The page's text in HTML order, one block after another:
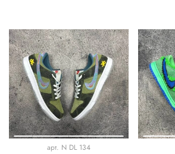
арт. N DL 134